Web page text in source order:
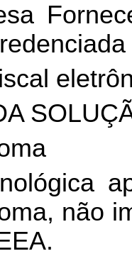
não